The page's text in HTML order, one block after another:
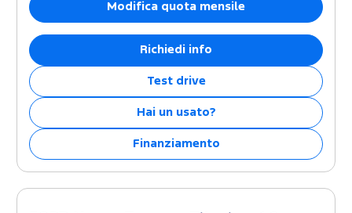
Modifica quota mensile
Richiedi info
Test drive
Hai un usato?
Finanziamento